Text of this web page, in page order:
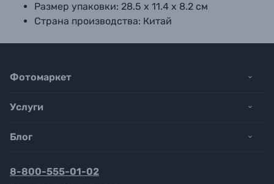
Размер упаковки: 28.5 х 11.4 х 8.2 см
Страна производства: Китай
Фотомаркет
Услуги
Блог
8-800-555-01-02